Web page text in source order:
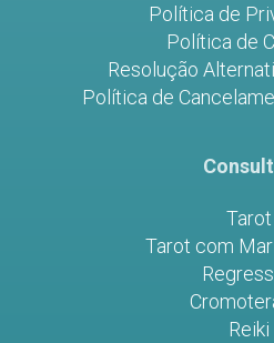
Política de
Política de
Resolução
Política de
Tarot
Tarot com
Reiki